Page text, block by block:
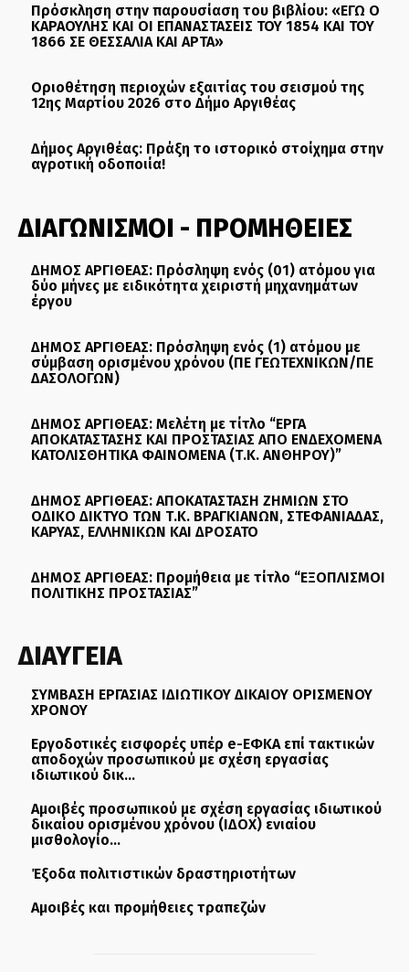
Πρόσκληση στην παρουσίαση του βιβλίου: «ΕΓΩ Ο
ΚΑΡΑΟΥΛΗΣ ΚΑΙ ΟΙ ΕΠΑΝΑΣΤΑΣΕΙΣ ΤΟΥ 1854 ΚΑΙ ΤΟΥ
1866 ΣΕ ΘΕΣΣΑΛΙΑ ΚΑΙ ΑΡΤΑ»
Οριοθέτηση περιοχών εξαιτίας του σεισμού της
12ης Μαρτίου 2026 στο Δήμο Αργιθέας
Δήμος Αργιθέας: Πράξη το ιστορικό στοίχημα στην
αγροτική οδοποιία!
ΔΙΑΓΩΝΙΣΜΟΙ - ΠΡΟΜΗΘΕΙΕΣ
ΔΗΜΟΣ ΑΡΓΙΘΕΑΣ: Πρόσληψη ενός (01) ατόμου για
δύο μήνες με ειδικότητα χειριστή μηχανημάτων
έργου
ΔΗΜΟΣ ΑΡΓΙΘΕΑΣ: Πρόσληψη ενός (1) ατόμου με
σύμβαση ορισμένου χρόνου (ΠΕ ΓΕΩΤΕΧΝΙΚΩΝ/ΠΕ
ΔΑΣΟΛΟΓΩΝ)
ΔΗΜΟΣ ΑΡΓΙΘΕΑΣ: Μελέτη με τίτλο “ΕΡΓΑ
ΑΠΟΚΑΤΑΣΤΑΣΗΣ ΚΑΙ ΠΡΟΣΤΑΣΙΑΣ ΑΠΟ ΕΝΔΕΧΟΜΕΝΑ
ΚΑΤΟΛΙΣΘΗΤΙΚΑ ΦΑΙΝΟΜΕΝΑ (Τ.Κ. ΑΝΘΗΡΟΥ)”
ΔΗΜΟΣ ΑΡΓΙΘΕΑΣ: ΑΠΟΚΑΤΑΣΤΑΣΗ ΖΗΜΙΩΝ ΣΤΟ
ΟΔΙΚΟ ΔΙΚΤΥΟ ΤΩΝ Τ.Κ. ΒΡΑΓΚΙΑΝΩΝ, ΣΤΕΦΑΝΙΑΔΑΣ,
ΚΑΡΥΑΣ, ΕΛΛΗΝΙΚΩΝ ΚΑΙ ΔΡΟΣΑΤΟ
ΔΗΜΟΣ ΑΡΓΙΘΕΑΣ: Προμήθεια με τίτλο “ΕΞΟΠΛΙΣΜΟΙ
ΠΟΛΙΤΙΚΗΣ ΠΡΟΣΤΑΣΙΑΣ”
ΔΙΑΥΓΕΙΑ
ΣΥΜΒΑΣΗ ΕΡΓΑΣΙΑΣ ΙΔΙΩΤΙΚΟΥ ΔΙΚΑΙΟΥ ΟΡΙΣΜΕΝΟΥ
ΧΡΟΝΟΥ
Εργοδοτικές εισφορές υπέρ e-ΕΦΚΑ επί τακτικών
αποδοχών προσωπικού με σχέση εργασίας
ιδιωτικού δικ...
Αμοιβές προσωπικού με σχέση εργασίας ιδιωτικού
δικαίου ορισμένου χρόνου (ΙΔΟΧ) ενιαίου
μισθολογίο...
Έξοδα πολιτιστικών δραστηριοτήτων
Αμοιβές και προμήθειες τραπεζών